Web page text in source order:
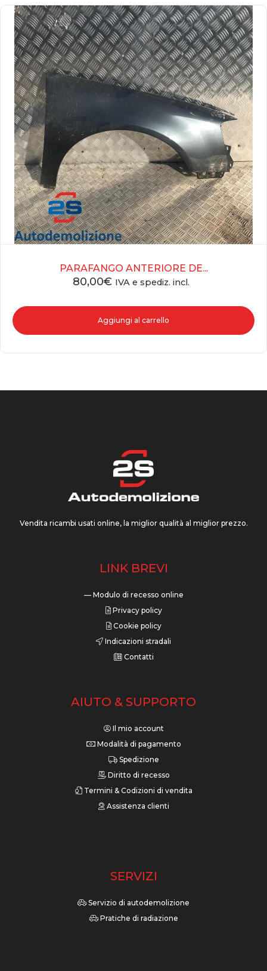
PARAFANGO ANTERIORE DE...
80,00€ IVA e spediz. incl.
Aggiungi al carrello
Vendita ricambi usati online, la miglior qualità al miglior prezzo.
LINK BREVI
— Modulo di recesso online
Privacy policy
Cookie policy
Indicazioni stradali
Contatti
AIUTO & SUPPORTO
Il mio account
Modalità di pagamento
Spedizione
Diritto di recesso
Termini & Codizioni di vendita
Assistenza clienti
SERVIZI
Servizio di autodemolizione
Pratiche di radiazione